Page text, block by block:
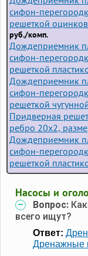
сифон-
решеткой
руб./комп.
Дождеприемник
сифон-
решеткой
Дождеприемник
сифон-
решеткой
Придверная
ребро 20x2,
Дождеприемник
сифон-
решеткой
Насосы и
Вопрос:
всего ищут?
Ответ:
Дренажные